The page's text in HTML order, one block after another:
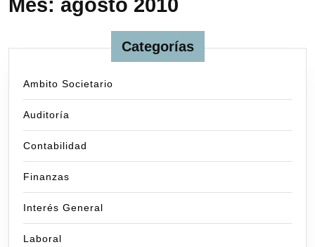
Mes: agosto 2010
Categorías
Ambito Societario
Auditoría
Contabilidad
Finanzas
Interés General
Laboral